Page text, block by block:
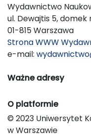
Wydawnictwo
ul. Dewajtis 5, domek
01-815 Warszawa
Strona WWW
e-mail:
Ważne adresy
O platformie
© 2023 Uniwersytet
w Warszawie